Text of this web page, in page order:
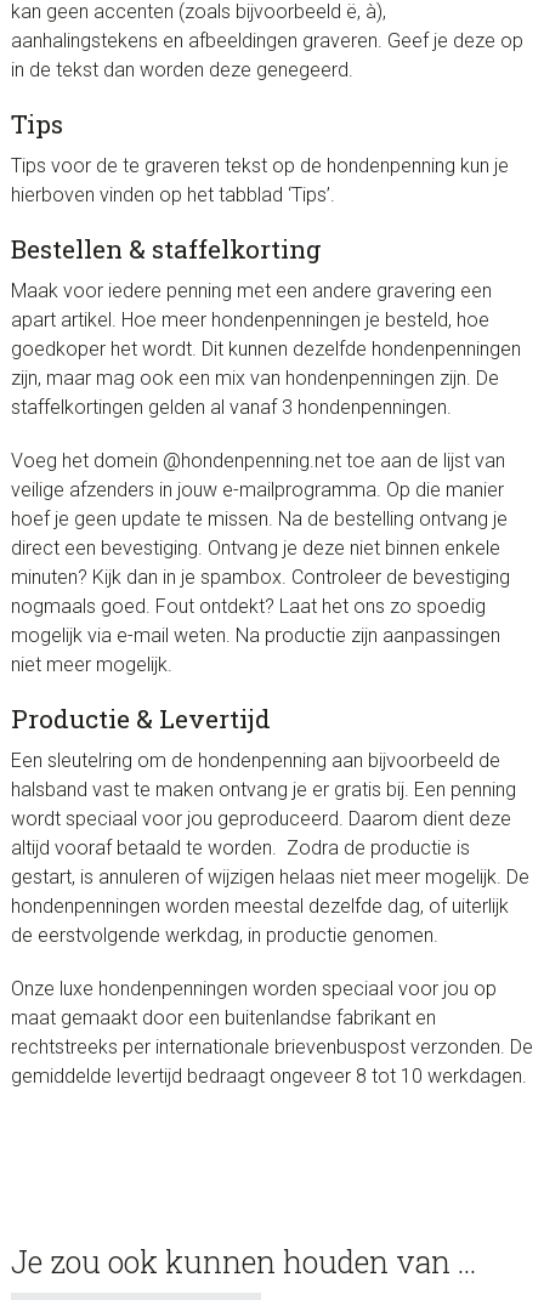
kan geen accenten (zoals bijvoorbeeld ë, à),
aanhalingstekens en afbeeldingen graveren. Geef je deze op
in de tekst dan worden deze genegeerd.
Tips
Tips voor de te graveren tekst op de hondenpenning kun je
hierboven vinden op het tabblad ‘Tips’.
Bestellen & staffelkorting
Maak voor iedere penning met een andere gravering een
apart artikel. Hoe meer hondenpenningen je besteld, hoe
goedkoper het wordt. Dit kunnen dezelfde hondenpenningen
zijn, maar mag ook een mix van hondenpenningen zijn. De
staffelkortingen gelden al vanaf 3 hondenpenningen.
Voeg het domein @hondenpenning.net toe aan de lijst van
veilige afzenders in jouw e-mailprogramma. Op die manier
hoef je geen update te missen. Na de bestelling ontvang je
direct een bevestiging. Ontvang je deze niet binnen enkele
minuten? Kijk dan in je spambox. Controleer de bevestiging
nogmaals goed. Fout ontdekt? Laat het ons zo spoedig
mogelijk via e-mail weten. Na productie zijn aanpassingen
niet meer mogelijk.
Productie & Levertijd
Een sleutelring om de hondenpenning aan bijvoorbeeld de
halsband vast te maken ontvang je er gratis bij. Een penning
wordt speciaal voor jou geproduceerd. Daarom dient deze
altijd vooraf betaald te worden. Zodra de productie is
gestart, is annuleren of wijzigen helaas niet meer mogelijk. De
hondenpenningen worden meestal dezelfde dag, of uiterlijk
de eerstvolgende werkdag, in productie genomen.
Onze luxe hondenpenningen worden speciaal voor jou op
maat gemaakt door een buitenlandse fabrikant en
rechtstreeks per internationale brievenbuspost verzonden. De
gemiddelde levertijd bedraagt ongeveer 8 tot 10 werkdagen.
Je zou ook kunnen houden van …